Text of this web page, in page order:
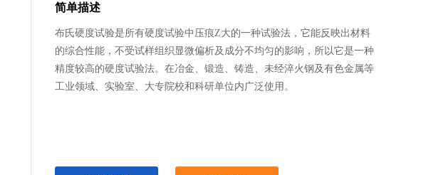
简单描述
布氏硬度试验是所有硬度试验中压痕Z大的一种试验法，它能反映出材料
的综合性能，不受试样组织显微偏析及成分不均匀的影响，所以它是一种
精度较高的硬度试验法。在冶金、锻造、铸造、未经淬火钢及有色金属等
工业领域、实验室、大专院校和科研单位内广泛使用。